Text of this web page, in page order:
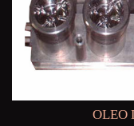
OLEO